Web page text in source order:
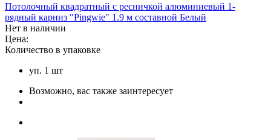
Потолочный квадратный с ресничкой алюминиевый 1-
рядный карниз "Pingwie" 1.9 м составной Белый
Нет в наличии
Цена:
Количество в упаковке
уп. 1 шт
Возможно, вас также заинтересует